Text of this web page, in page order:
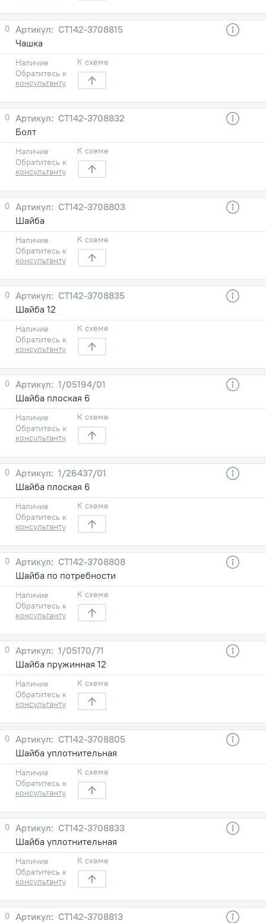
0
СТ142-3708815
Чашка
Наличие
Обратитесь к
консультанту
К схеме
0
СТ142-3708832
Болт
Наличие
Обратитесь к
консультанту
К схеме
0
СТ142-3708803
Шайба
Наличие
Обратитесь к
консультанту
К схеме
0
СТ142-3708835
Шайба 12
Наличие
Обратитесь к
консультанту
К схеме
0
1/05194/01
Шайба плоская 6
Наличие
Обратитесь к
консультанту
К схеме
0
1/26437/01
Шайба плоская 6
Наличие
Обратитесь к
консультанту
К схеме
0
СТ142-3708808
Шайба по потребности
Наличие
Обратитесь к
консультанту
К схеме
0
1/05170/71
Шайба пружинная 12
Наличие
Обратитесь к
консультанту
К схеме
0
СТ142-3708805
Шайба уплотнительная
Наличие
Обратитесь к
консультанту
К схеме
0
СТ142-3708833
Шайба уплотнительная
Наличие
Обратитесь к
консультанту
К схеме
0
СТ142-3708813